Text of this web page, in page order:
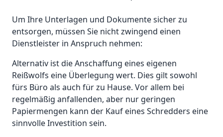
Um Ihre Unterlagen und Dokumente sicher zu
entsorgen, müssen Sie nicht zwingend einen
Dienstleister in Anspruch nehmen:
Alternativ ist die Anschaffung eines eigenen
Reißwolfs eine Überlegung wert. Dies gilt sowohl
fürs Büro als auch für zu Hause. Vor allem bei
regelmäßig anfallenden, aber nur geringen
Papiermengen kann der Kauf eines Schredders eine
sinnvolle Investition sein.